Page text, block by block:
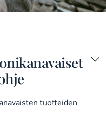
tuotteiden